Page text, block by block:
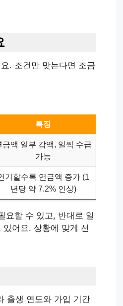
. 조건만 맞는다면 조금
특징
금액 일부 감액, 일찍 수급
가능
기할수록 연금액 증가 (1
년당 약 7.2% 인상)
요할 수 있고, 반대로 일
어요. 상황에 맞게 선
출생 연도와 가입 기간